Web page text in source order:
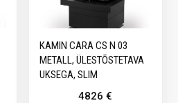
KAMIN CARA CS N 03
METALL, ÜLESTÕSTETAVA
UKSEGA, SLIM
4826€